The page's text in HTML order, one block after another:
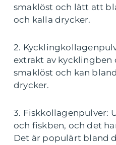
smaklöst och lätt att
och kalla drycker.
2.
extrakt av kycklingben
smaklöst och kan
drycker.
3. Fiskkollagenpulver:
och fiskben, och det
Det är populärt bland